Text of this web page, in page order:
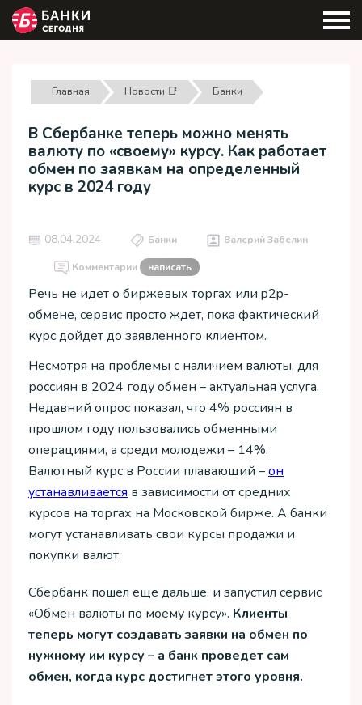
Главная Новости 📑 Банки
В Сбербанке теперь можно менять
валюту по «своему» курсу. Как работает
обмен по заявкам на определенный
курс в 2024 году
08.04.2024 Банки Валерий Забелин
Комментарии написать
Речь не идет о биржевых торгах или p2p-
обмене, сервис просто ждет, пока фактический
курс дойдет до заявленного клиентом.
Несмотря на проблемы с наличием валюты, для
россиян в 2024 году обмен – актуальная услуга.
Недавний опрос показал, что 4% россиян в
прошлом году пользовались обменными
операциями, а среди молодежи – 14%.
Валютный курс в России плавающий –он
устанавливается в зависимости от средних
курсов на торгах на Московской бирже. А банки
могут устанавливать свои курсы продажи и
покупки валют.
Сбербанк пошел еще дальше, и запустил сервис
«Обмен валюты по моему курсу». Клиенты
теперь могут создавать заявки на обмен по
нужному им курсу – а банк проведет сам
обмен, когда курс достигнет этого уровня.